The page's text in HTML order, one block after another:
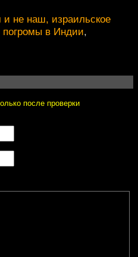
не наш, израильское
погромы в Индии,
после проверки